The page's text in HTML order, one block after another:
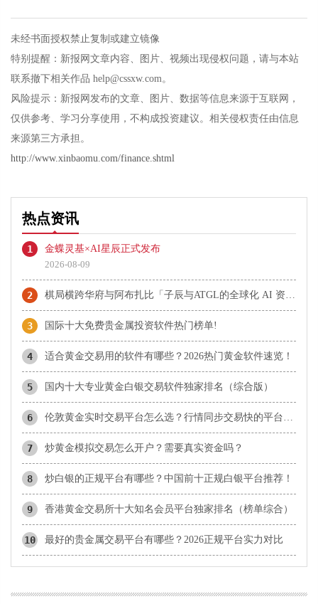
未经书面授权禁止复制或建立镜像
特别提醒：新报网文章内容、图片、视频出现侵权问题，请与本站
联系撤下相关作品 help@cssxw.com。
风险提示：新报网发布的文章、图片、数据等信息来源于互联网，
仅供参考、学习分享使用，不构成投资建议。相关侵权责任由信息
来源第三方承担。
http://www.xinbaomu.com/finance.shtml
热点资讯
1
金蝶灵基×AI星辰正式发布
2026-08-09
2 棋局横跨华府与阿布扎比「子辰与ATGL的全球化 AI 资本突围战」
3 国际十大免费贵金属投资软件热门榜单!
4 适合黄金交易用的软件有哪些？2026热门黄金软件速览！
5 国内十大专业黄金白银交易软件独家排名（综合版）
6 伦敦黄金实时交易平台怎么选？行情同步交易快的平台盘点
7 炒黄金模拟交易怎么开户？需要真实资金吗？
8 炒白银的正规平台有哪些？中国前十正规白银平台推荐！
9 香港黄金交易所十大知名会员平台独家排名（榜单综合）
10 最好的贵金属交易平台有哪些？2026正规平台实力对比